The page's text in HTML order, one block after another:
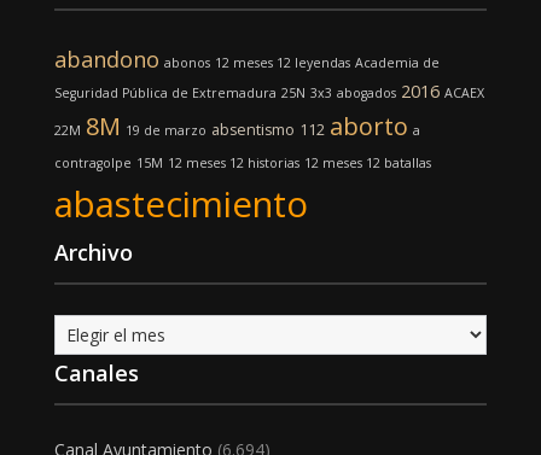
abandono abonos 12 meses 12 leyendas Academia de
Seguridad Pública de Extremadura 25N 3x3 abogados 2016 ACAEX
22M 8M 19 de marzo absentismo 112 aborto a
contragolpe 15M 12 meses 12 historias 12 meses 12 batallas
abastecimiento
Archivo
Archivo
Canales
Canal Ayuntamiento (6.694)